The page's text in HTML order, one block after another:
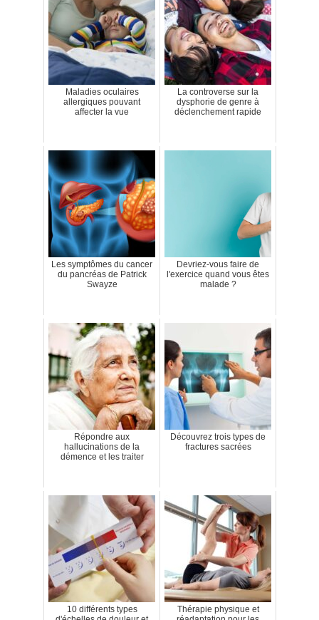
Maladies oculaires
allergiques pouvant
affecter la vue
La controverse sur la
dysphorie de genre à
déclenchement rapide
Les symptômes du cancer
du pancréas de Patrick
Swayze
Devriez-vous faire de
l'exercice quand vous êtes
malade ?
Répondre aux
hallucinations de la
démence et les traiter
Découvrez trois types de
fractures sacrées
10 différents types
Thérapie physique et